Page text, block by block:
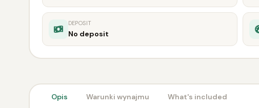
DEPOSIT
No deposit
Opis Warunki wynajmu What's included